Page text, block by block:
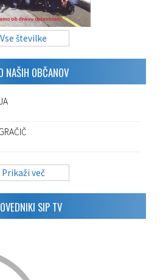
Vse številke
NAŠIH OBČANOV
Prikaži več
SIP TV